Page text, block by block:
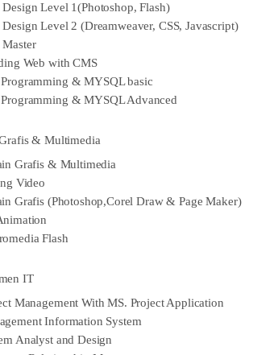
Level 1(Photoshop, Flash)
Level 2 (Dreamweaver, CSS, Javascript)
Web with CMS
& MYSQL basic
& MYSQL Advanced
& Multimedia
Grafis & Multimedia
Video
Grafis (Photoshop,Corel Draw & Page Maker)
Flash
IT
Management With MS. Project Application
Information System
Analyst and Design